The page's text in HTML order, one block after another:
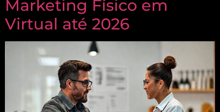
Marketing Físico em
Virtual até 2026